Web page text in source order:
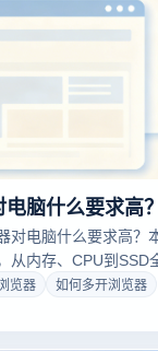
对电脑什么要求高？
从内存、CPU到SSD
云登浏览器独家内核
百个账号流畅运行，
览器
如何多开浏览器